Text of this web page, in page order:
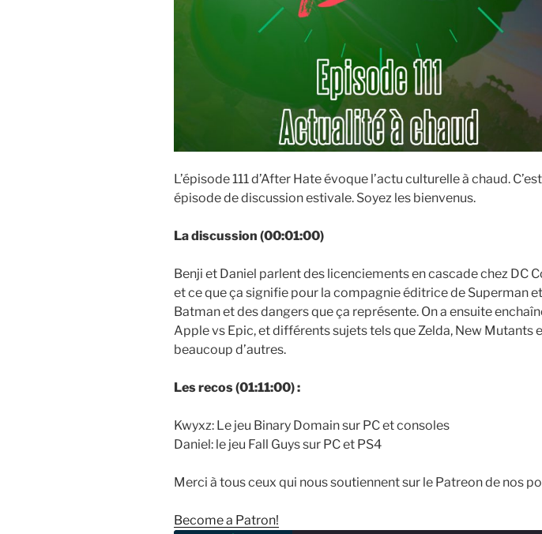
L’épisode 111 d’After Hate évoque l’actu culturelle à chaud.
épisode de discussion estivale. Soyez les bienvenus.
La discussion (00:01:00)
Benji et Daniel parlent des licenciements en cascade chez DC
et ce que ça signifie pour la compagnie éditrice de Superman et
Batman et des dangers que ça représente. On a ensuite
Apple vs Epic, et différents sujets tels que Zelda, New Mutants
beaucoup d’autres.
Les recos (01:11:00) :
Kwyxz: Le jeu Binary Domain sur PC et consoles
Daniel: le jeu Fall Guys sur PC et PS4
Merci à tous ceux qui nous soutiennent sur le Patreon de nos
Become a Patron!